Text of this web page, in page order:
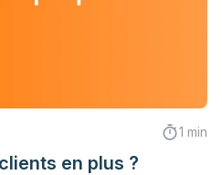
1 min
en plus ?